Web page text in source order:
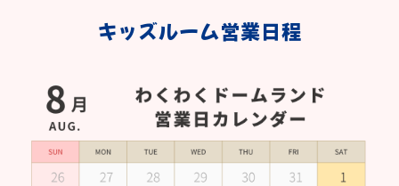
キッズルーム営業日程